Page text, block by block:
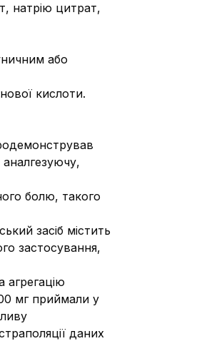
натрію цитрат,
або
кислоти.
болю, такого
засіб містить
застосування,
агрегацію
мг приймали у
даних